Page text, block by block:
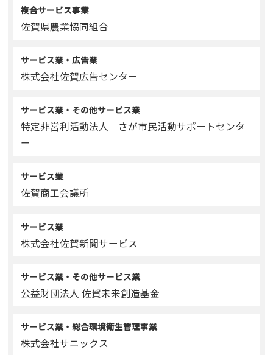
複合サービス事業
佐賀県農業協同組合
サービス業・広告業
株式会社佐賀広告センター
サービス業・その他サービス業
特定非営利活動法人 さが市民活動サポートセンタ
ー
サービス業
佐賀商工会議所
サービス業
株式会社佐賀新聞サービス
サービス業・その他サービス業
公益財団法人 佐賀未来創造基金
サービス業・総合環境衛生管理事業
株式会社サニックス